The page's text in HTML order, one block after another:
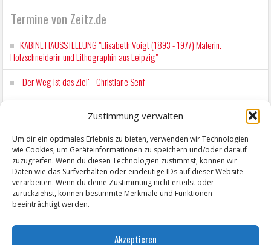
Zustimmung verwalten
Um dir ein optimales Erlebnis zu bieten, verwenden wir Technologien
wie Cookies, um Geräteinformationen zu speichern und/oder darauf
zuzugreifen. Wenn du diesen Technologien zustimmst, können wir
Daten wie das Surfverhalten oder eindeutige IDs auf dieser Website
verarbeiten. Wenn du deine Zustimmung nicht erteilst oder
zurückziehst, können bestimmte Merkmale und Funktionen
beeinträchtigt werden.
Akzeptieren
Termine von Zeitz.de
KABINETTAUSSTELLUNG "Elisabeth Voigt (1893 - 1977) Malerin.
Holzschneiderin und Lithographin aus Leipzig"
"Der Weg ist das Ziel" - Christiane Senf
Mit der Drahtseilbahn zur ZENTRALSTATION